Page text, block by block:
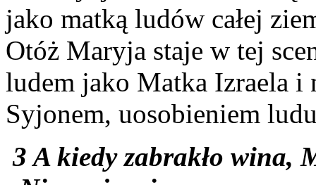
jako matką ludów całej
Otóż Maryja staje w tej
ludem jako Matka Izraela i
Syjonem, uosobieniem
3 A kiedy zabrakło wina,